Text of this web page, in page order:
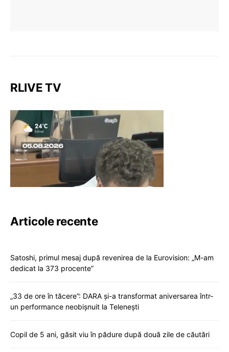
RLIVE TV
Articole recente
Satoshi, primul mesaj după revenirea de la Eurovision: „M-am
dedicat la 373 procente”
„33 de ore în tăcere”: DARA și-a transformat aniversarea într-
un performance neobișnuit la Telenești
Copil de 5 ani, găsit viu în pădure după două zile de căutări